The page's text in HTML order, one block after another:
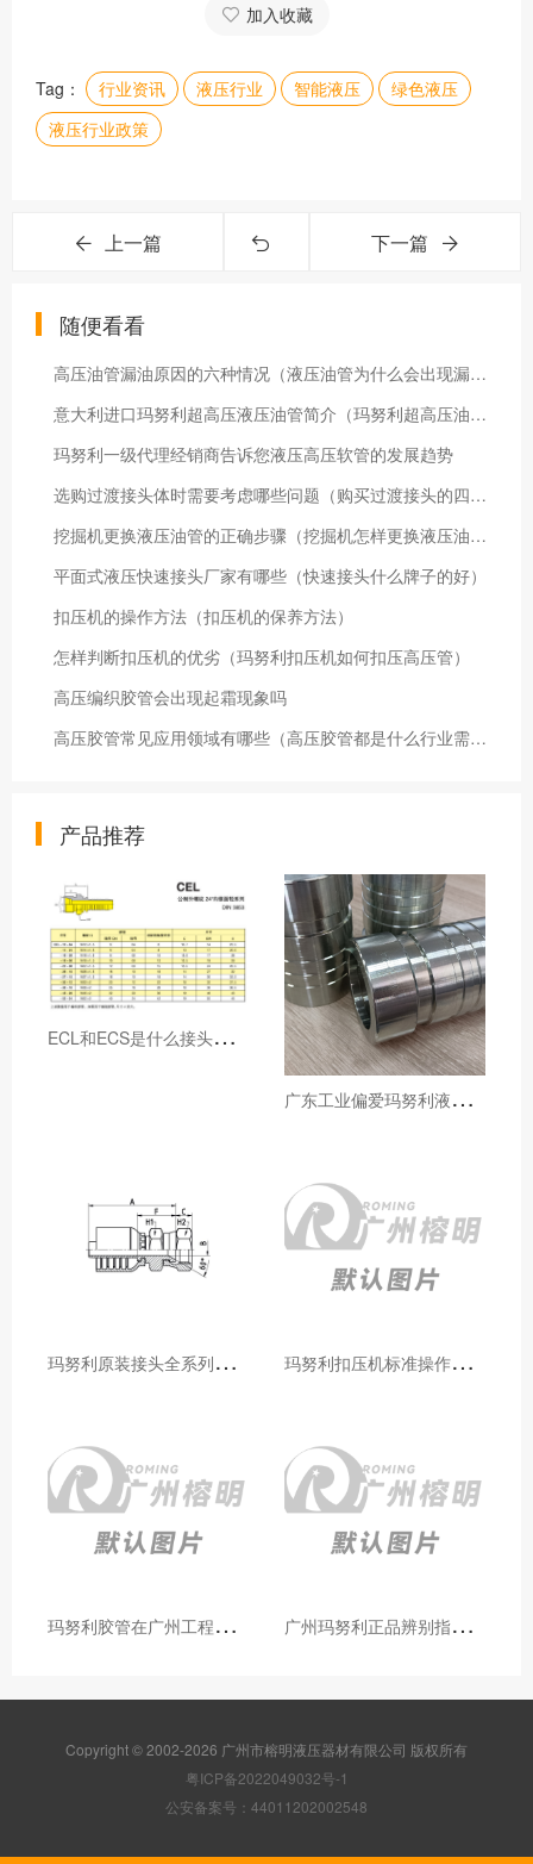
加入收藏
Tag： 行业资讯 液压行业 智能液压
绿色液压
液压行业政策
上一篇 下一篇
随便看看
高压油管漏油原因的六种情况（液压油管为什么会出现漏油）
意大利进口玛努利超高压液压油管简介（玛努利超高压油管特点）
玛努利一级代理经销商告诉您液压高压软管的发展趋势
选购过渡接头体时需要考虑哪些问题（购买过渡接头的四大注意事项）
挖掘机更换液压油管的正确步骤（挖掘机怎样更换液压油管）
平面式液压快速接头厂家有哪些（快速接头什么牌子的好）
扣压机的操作方法（扣压机的保养方法）
怎样判断扣压机的优劣（玛努利扣压机如何扣压高压管）
高压编织胶管会出现起霜现象吗
高压胶管常见应用领域有哪些（高压胶管都是什么行业需要）
产品推荐
E
CL和ECS是什么接头，用于什么胶管或管件
广
东工业偏爱玛努利液压产品的五大原因（代理深度分析）
玛
努利原装接头全系列型号解析：广州客户选型必备指南 玛
努利扣压机标准操作流程：广州代理手把手教学（新手也能学会）
玛
努利胶管在广州工程机械领域的应用案例与效果分析 广
州玛努利正品辨别指南：如何区分原装 Manuli 胶管 / 接头 / 扣压机（代理专业版）
Copyright © 2002-2026 广州市榕明液压器材有限公司 版权所有
粤ICP备2022049032号-1
公安备案号：44011202002548